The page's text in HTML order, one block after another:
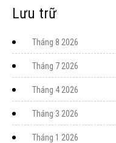
Lưu trữ
Tháng 8 2026
Tháng 7 2026
Tháng 4 2026
Tháng 3 2026
Tháng 1 2026